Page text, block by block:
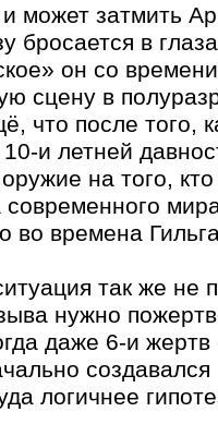
может затмить
бросается в
он со
сцену в
что после того,
10-и летней
на того,
во времена
так же не
нужно
даже 6-и
логичнее